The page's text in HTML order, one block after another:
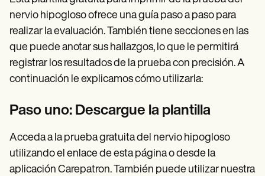
nervio hipogloso ofrece una guía paso a paso para
realizar la evaluación. También tiene secciones en las
que puede anotar sus hallazgos, lo que le permitirá
registrar los resultados de la prueba con precisión. A
continuación le explicamos cómo utilizarla:
Paso uno: Descargue la plantilla
Acceda a la prueba gratuita del nervio hipogloso
utilizando el enlace de esta página o desde la
aplicación Carepatron. También puede utilizar nuestra